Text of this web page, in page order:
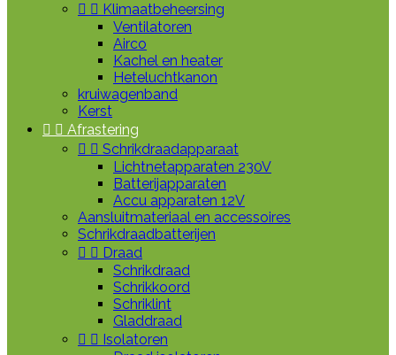
  Klimaatbeheersing
Ventilatoren
Airco
Kachel en heater
Heteluchtkanon
kruiwagenband
Kerst
  Afrastering
  Schrikdraadapparaat
Lichtnetapparaten 230V
Batterijapparaten
Accu apparaten 12V
Aansluitmateriaal en accessoires
Schrikdraadbatterijen
  Draad
Schrikdraad
Schrikkoord
Schriklint
Gladdraad
  Isolatoren